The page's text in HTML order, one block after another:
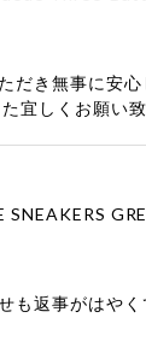
だき無事に安
宜しくお願い
も返事がはや